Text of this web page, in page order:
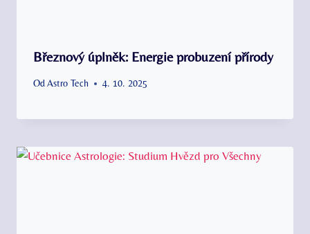
Březnový úplněk: Energie probuzení přírody
OdAstro Tech 4. 10. 2025